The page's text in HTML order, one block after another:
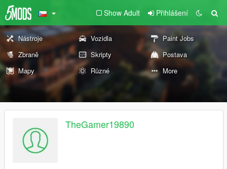
Show Adult Přihlášení
Nástroje Vozidla
Paint Jobs
Zbraně
Skripty
Postava
Mapy
Různé More
TheGamer19890